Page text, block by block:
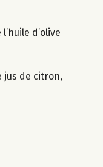
d’olive
jus de citron,